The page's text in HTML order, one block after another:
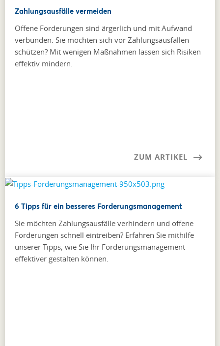
Zahlungsausfälle vermeiden
Offene Forderungen sind ärgerlich und mit Aufwand
verbunden. Sie möchten sich vor Zahlungsausfällen
schützen? Mit wenigen Maßnahmen lassen sich Risiken
effektiv mindern.
ZUM ARTIKEL
6 Tipps für ein besseres Forderungsmanagement
Sie möchten Zahlungsausfälle verhindern und offene
Forderungen schnell eintreiben? Erfahren Sie mithilfe
unserer Tipps, wie Sie Ihr Forderungs­­management
effektiver gestalten können.